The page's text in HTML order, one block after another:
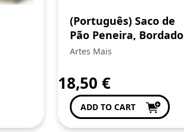
(Português) Saco de
Pão Peneira, Bordado
Artes Mais
18,50 €
ADD TO CART